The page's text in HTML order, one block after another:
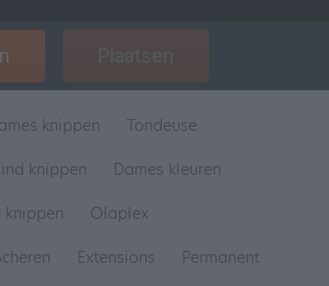
Plaatsen
knippen
Tondeuse
knippen
Dames kleuren
knippen
Olaplex
Extensions Permanent